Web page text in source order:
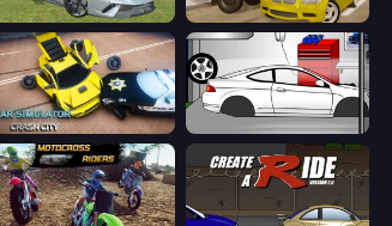
Sports Cars Driver Crazy Car Stunts
Car Simulator: Crash City Drag Racer V2